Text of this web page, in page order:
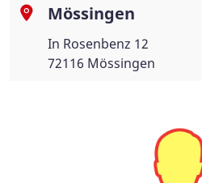
Mössingen
In Rosenbenz 12
72116 Mössingen